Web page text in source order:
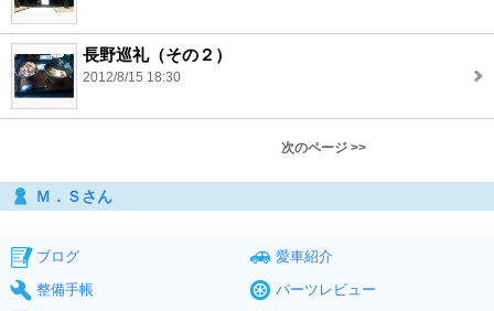
長野巡礼（その２）
2012/8/15 18:30
次のページ >>
Ｍ．Ｓさん
ブログ
愛車紹介
整備手帳
パーツレビュー